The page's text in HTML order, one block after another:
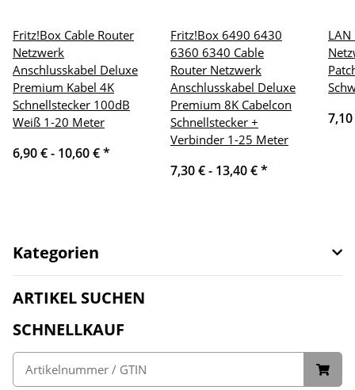
Fritz!Box Cable Router
Netzwerk
Anschlusskabel Deluxe
Premium Kabel 4K
Schnellstecker 100dB
Weiß 1-20 Meter
6,90 € - 10,60 €*
Fritz!Box 6490 6430
6360 6340 Cable
Router Netzwerk
Anschlusskabel Deluxe
Premium 8K Cabelcon
Schnellstecker +
Verbinder 1-25 Meter
7,30 € - 13,40 €*
LAN
Kategorien
ARTIKEL SUCHEN
SCHNELLKAUF